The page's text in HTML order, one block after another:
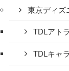
東京ディズ
TDLアト
TDLキャ